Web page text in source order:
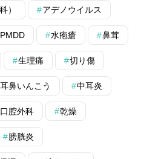
） アデノウイルス
PMDD 水疱瘡 鼻茸
生理痛 切り傷
耳鼻いんこう 中耳炎
口腔外科 乾燥
膀胱炎